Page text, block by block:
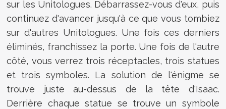
sur les Unitologues. Débarrassez-vous d'eux, puis
continuez d'avancer jusqu'à ce que vous tombiez
sur d'autres Unitologues. Une fois ces derniers
éliminés, franchissez la porte. Une fois de l'autre
côté, vous verrez trois réceptacles, trois statues
et trois symboles. La solution de l'énigme se
trouve juste au-dessus de la tête d'Isaac.
Derrière chaque statue se trouve un symbole